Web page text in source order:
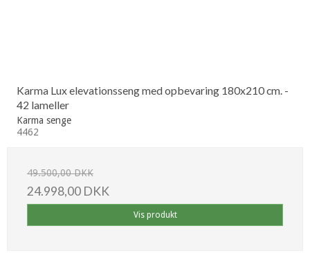
Karma Lux elevationsseng med opbevaring 180x210 cm. -
42 lameller
Karma senge
4462
49.500,00 DKK
24.998,00 DKK
Vis produkt